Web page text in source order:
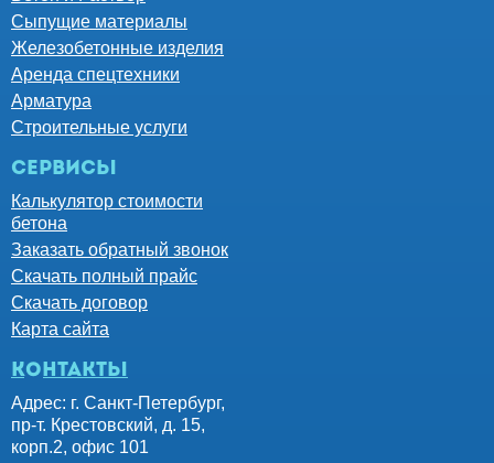
Сыпущие материалы
Железобетонные изделия
Аренда спецтехники
Арматура
Строительные услуги
Сервисы
Калькулятор стоимости
бетона
Заказать обратный звонок
Скачать полный прайс
Скачать договор
Карта сайта
контакты
Адрес: г. Санкт-Петербург,
пр-т. Крестовский, д. 15,
корп.2, офис 101